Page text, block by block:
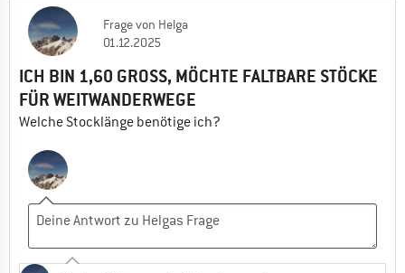
Fragevon Helga
01.12.2025
ICH BIN 1,60 GROSS, MÖCHTE FALTBARE STÖCKE F
ÜR WEITWANDERWEGE
Welche Stocklänge benötige ich?